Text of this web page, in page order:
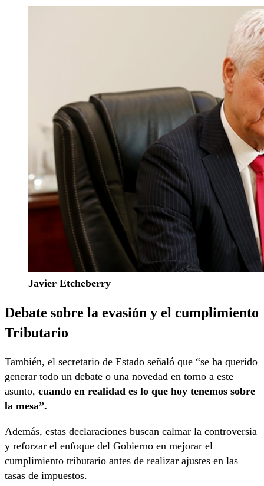
Javier Etcheberry
Debate sobre la evasión y el cumplimiento
Tributario
También, el secretario de Estado señaló que “se ha querido
generar todo un debate o una novedad en torno a este
asunto, cuando en realidad es lo que hoy tenemos sobre
la mesa”.
Además, estas declaraciones buscan calmar la controversia
y reforzar el enfoque del Gobierno en mejorar el
cumplimiento tributario antes de realizar ajustes en las
tasas de impuestos.